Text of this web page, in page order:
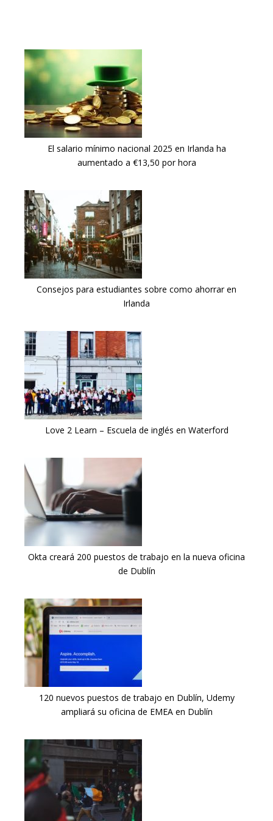
El salario mínimo nacional 2025 en Irlanda ha
aumentado a €13,50 por hora
Consejos para estudiantes sobre como ahorrar en
Irlanda
Love 2 Learn – Escuela de inglés en Waterford
Okta creará 200 puestos de trabajo en la nueva oficina
de Dublín
120 nuevos puestos de trabajo en Dublín, Udemy
ampliará su oficina de EMEA en Dublín